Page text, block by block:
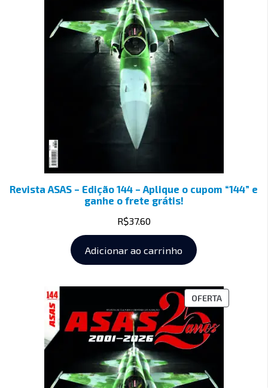
Revista ASAS – Edição 144 – Aplique o cupom “144” e
ganhe o frete grátis!
R$37.60
Adicionar ao carrinho
OFERTA